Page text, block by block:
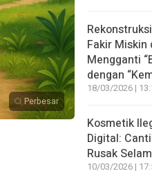
Perbesar
Fakir Miskin
Mengganti
dengan
18/03/2026 |
Kosmetik
Digital:
Rusak
10/03/2026 |